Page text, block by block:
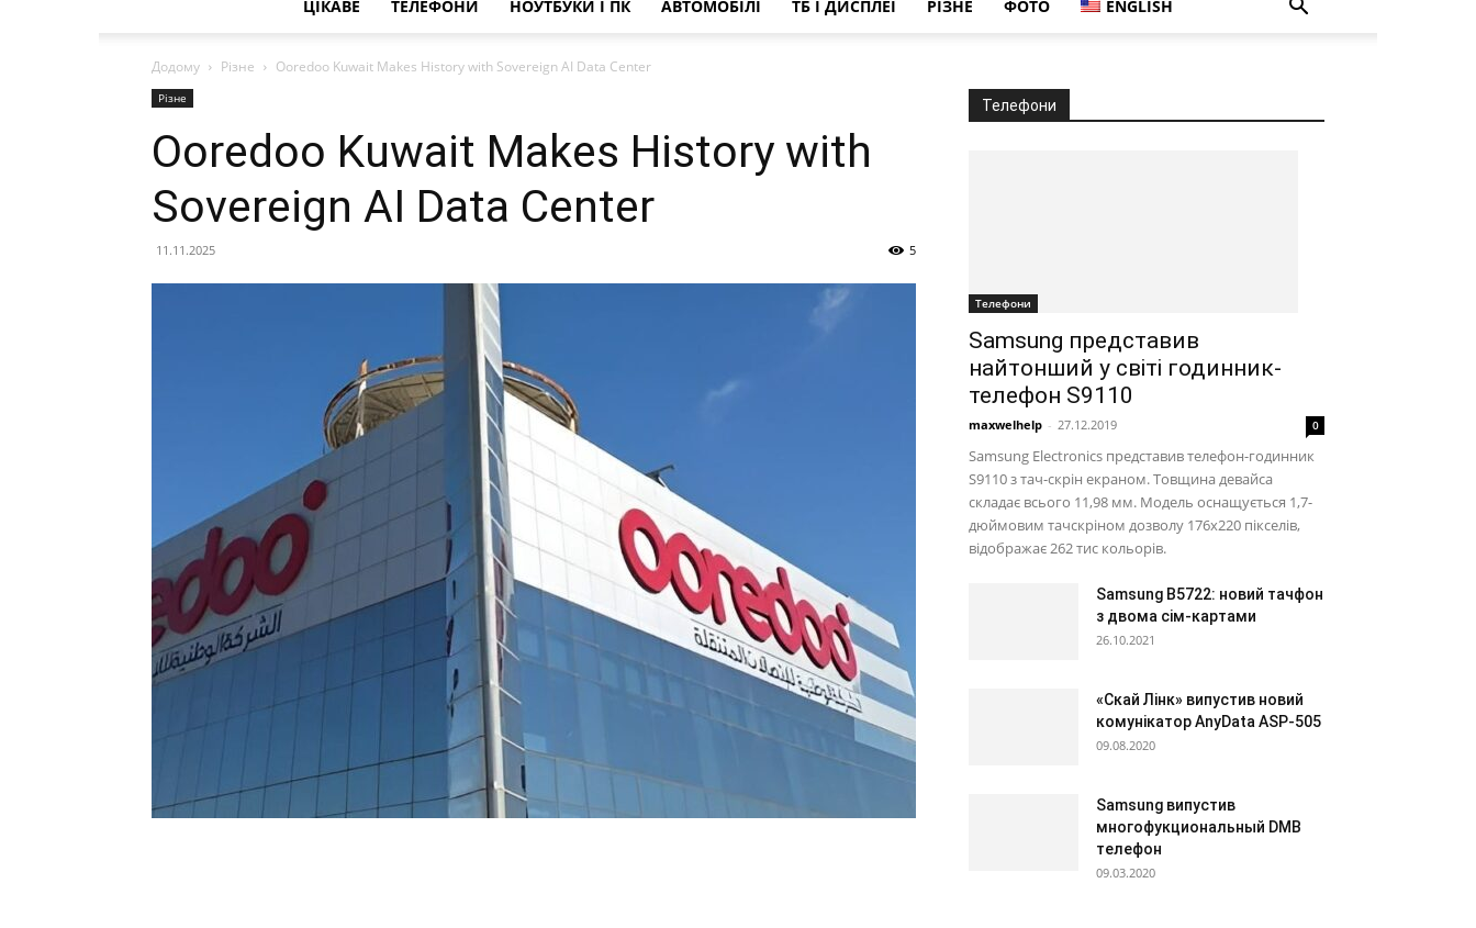
ЦІКАВЕ ТЕЛЕФОНИ НОУТБУКИ І ПК АВТОМОБІЛІ ТБ І ДИСПЛЕЇ РІЗНЕ ФОТО ENGLISH
Додому Різне Ooredoo Kuwait Makes History with Sovereign AI Data Center
Різне
Ooredoo Kuwait Makes History with
Sovereign AI Data Center
11.11.2025 5
Телефони
Телефони
Samsung представив
найтонший у світі годинник-
телефон S9110
maxwelhelp - 27.12.2019 0
Samsung Electronics представив телефон-годинник
S9110 з тач-скрін екраном. Товщина девайса
складає всього 11,98 мм. Модель оснащується 1,7-
дюймовим тачскріном дозволу 176х220 пікселів,
відображає 262 тис кольорів.
Samsung B5722: новий тачфон
з двома сім-картами
26.10.2021
«Скай Лінк» випустив новий
комунікатор AnyData ASP-505
09.08.2020
Samsung випустив
многофукциональный DMB
телефон
09.03.2020